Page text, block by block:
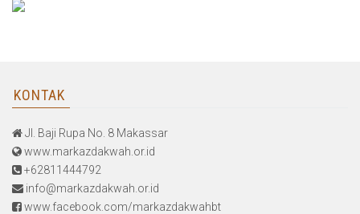
KONTAK
Jl. Baji Rupa No. 8 Makassar
www.markazdakwah.or.id
+62811444792
info@markazdakwah.or.id
www.facebook.com/markazdakwahbt